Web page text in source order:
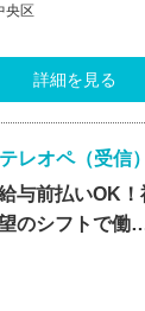
央区
詳細を見る
与前払いOK
のシフトで働